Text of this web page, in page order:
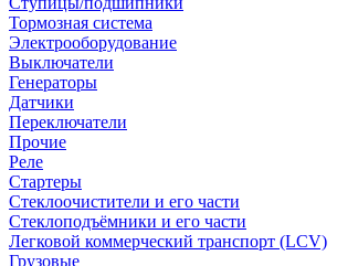
Тормозная система
Электрооборудование
Выключатели
Генераторы
Датчики
Переключатели
Прочие
Реле
Стартеры
Стеклоочистители и его части
Стеклоподъёмники и его части
Легковой коммерческий транспорт (LCV)
Грузовые